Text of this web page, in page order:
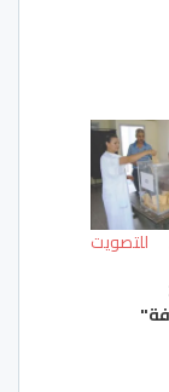
للتصويت